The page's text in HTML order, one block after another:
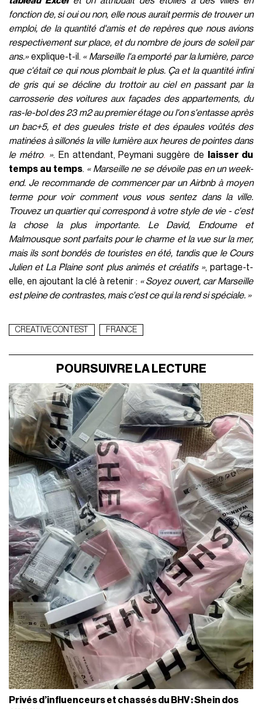
fonction de, si oui ou non, elle nous aurait permis de trouver un
emploi, de la quantité d'amis et de repères que nous avions
respectivement sur place, et du nombre de jours de soleil par
ans.»explique-t-il. « Marseille l'a emporté par la lumière, parce
que c'était ce qui nous plombait le plus. Ça et la quantité infini
de gris qui se décline du trottoir au ciel en passant par la
carrosserie des voitures aux façades des appartements, du
ras-le-bol des 23 m2 au premier étage ou l'on s'entasse après
un bac+5, et des gueules triste et des épaules voûtés des
matinées à sillonés la ville lumière aux heures de pointes dans
le métro. ». En attendant, Peymani suggère de
laisser du
temps au temps. « Marseille ne se dévoile pas en un week-
end. Je recommande de commencer par un Airbnb à moyen
terme pour voir comment vous vous sentez dans la ville.
Trouvez un quartier qui correspond à votre style de vie - c'est
la chose la plus importante. Le David, Endoume et
Malmousque sont parfaits pour le charme et la vue sur la mer,
mais ils sont bondés de touristes en été, tandis que le Cours
Julien et La Plaine sont plus animés et créatifs », partage-t-
elle, en ajoutant la clé à retenir : « Soyez ouvert, car Marseille
est pleine de contrastes, mais c'est ce qui la rend si spéciale. »
CREATIVE CONTEST FRANCE
POURSUIVRE LA LECTURE
Privés d’influenceurs et chassés du BHV : Shein dos